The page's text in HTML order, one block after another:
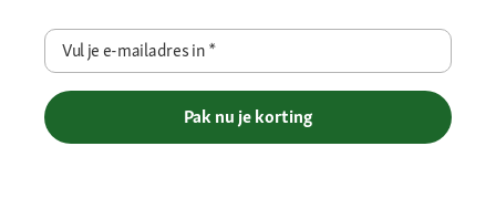
Vul je e-mailadres in*
Pak nu je korting